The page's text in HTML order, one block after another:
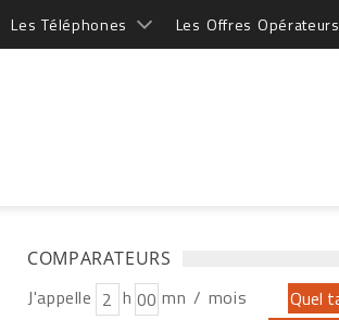
Les Téléphones Les Offres Opérateurs
COMPARATEURS
J'appelle h
mn / mois